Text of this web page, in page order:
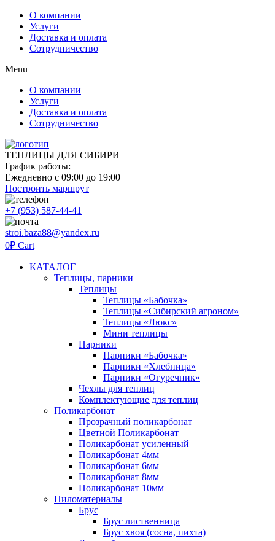
О компании
Услуги
Доставка и оплата
Сотрудничество
Menu
О компании
Услуги
Доставка и оплата
Сотрудничество
ТЕПЛИЦЫ ДЛЯ СИБИРИ
График работы:
Ежедневно с 09:00 до 19:00
Построить маршрут
+7 (953) 587-44-41
stroi.baza88@yandex.ru
0₽ Cart
КАТАЛОГ
Теплицы, парники
Теплицы
Теплицы «Бабочка»
Теплицы «Сибирский агроном»
Теплицы «Люкс»
Мини теплицы
Парники
Парники «Бабочка»
Парники «Хлебница»
Парники «Огуречник»
Чехлы для теплиц
Комплектующие для теплиц
Поликарбонат
Прозрачный поликарбонат
Цветной Поликарбонат
Поликарбонат усиленный
Поликарбонат 4мм
Поликарбонат 6мм
Поликарбонат 8мм
Поликарбонат 10мм
Пиломатериалы
Брус
Брус лиственница
Брус хвоя (сосна, пихта)